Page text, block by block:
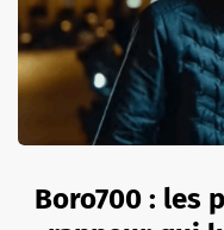
Boro700 : les